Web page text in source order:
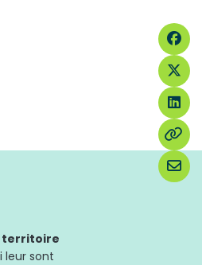
territoire
leur sont